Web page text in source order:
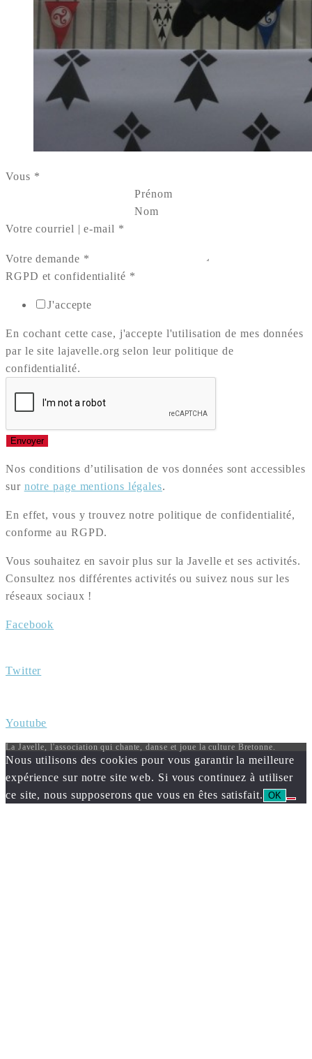
Vous *
Prénom
Nom
Votre courriel | e-mail *
Votre demande *
RGPD et confidentialité *
J'accepte
En cochant cette case, j'accepte l'utilisation de mes données
par le site lajavelle.org selon leur politique de
confidentialité.
Envoyer
Nos conditions d’utilisation de vos données sont accessibles
sur notre page mentions légales.
En effet, vous y trouvez notre politique de confidentialité,
conforme au RGPD.
Vous souhaitez en savoir plus sur la Javelle et ses activités.
Consultez nos différentes activités ou suivez nous sur les
réseaux sociaux !
Facebook
Twitter
Youtube
La Javelle, l'association qui chante, danse et joue la culture Bretonne.
Nous utilisons des cookies pour vous garantir la meilleure
expérience sur notre site web. Si vous continuez à utiliser
ce site, nous supposerons que vous en êtes satisfait. OK